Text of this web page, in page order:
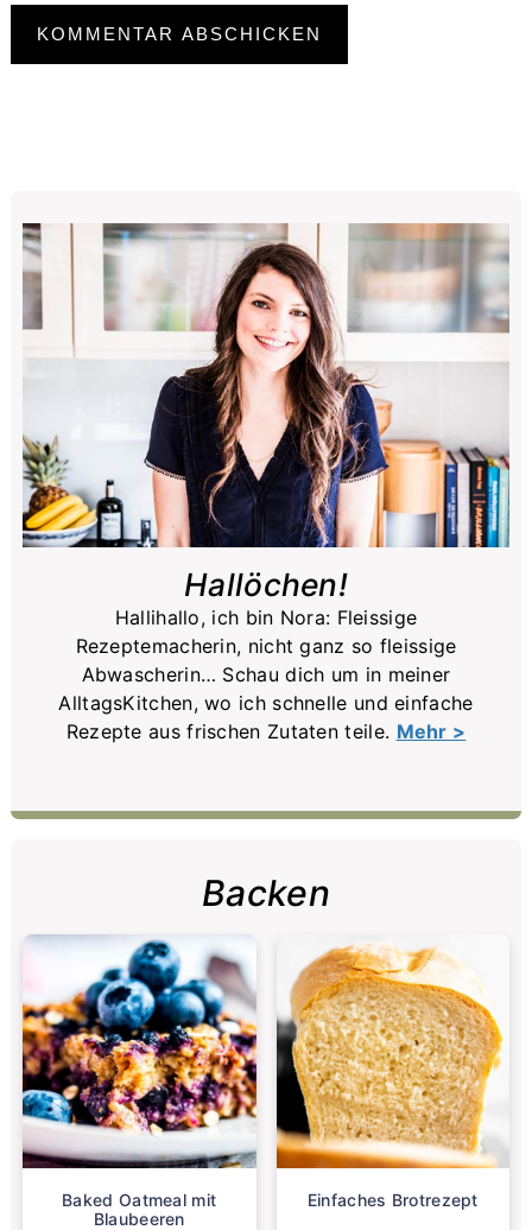
Sidebar
Hallöchen!
Hallihallo, ich bin Nora: Fleissige
Rezeptemacherin, nicht ganz so fleissige
Abwascherin… Schau dich um in meiner
AlltagsKitchen, wo ich schnelle und einfache
Rezepte aus frischen Zutaten teile. Mehr >
Backen
Baked Oatmeal mit
Blaubeeren
Einfaches Brotrezept